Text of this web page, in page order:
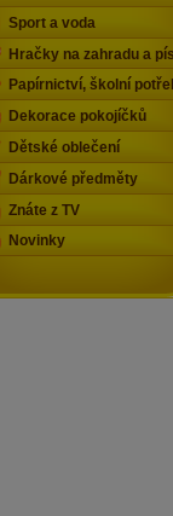
Sport a voda
Hračky na zahradu a
Papírnictví, školní
Dekorace pokojíčků
Dětské oblečení
Dárkové předměty
Znáte z TV
Novinky